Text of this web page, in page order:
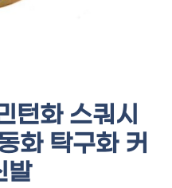
턴화 스쿼시
화 탁구화 커
발